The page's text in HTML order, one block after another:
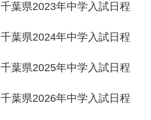
千葉県2023年中学入試日程
千葉県2024年中学入試日程
千葉県2025年中学入試日程
千葉県2026年中学入試日程